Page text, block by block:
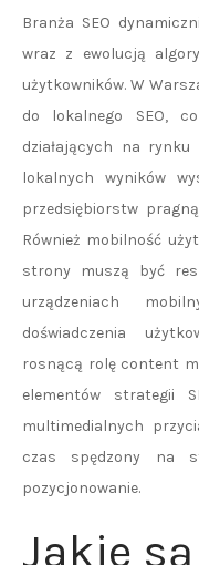
Branża SEO
wraz z ewolucją
użytkowników. W
do lokalnego SEO,
działających na
lokalnych wyników
przedsiębiorstw
Również mobilność
strony muszą być
urządzeniach
doświadczenia
rosnącą rolę content
elementów strategii
multimedialnych
czas spędzony na
pozycjonowanie.
Jakie